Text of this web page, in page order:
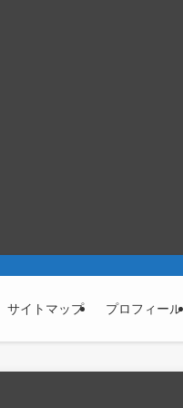
サイトマップ プロフィール